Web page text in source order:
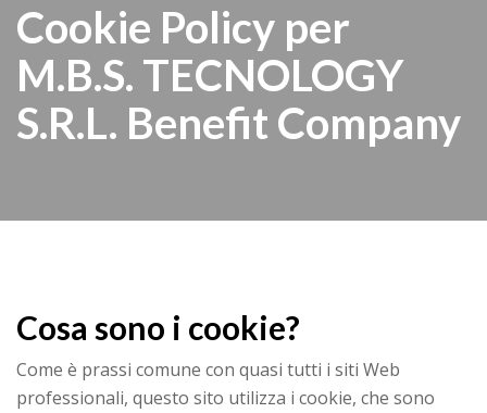
Cookie Policy per
M.B.S. TECNOLOGY
S.R.L. Benefit Company
Cosa sono i cookie?
Come è prassi comune con quasi tutti i siti Web
professionali, questo sito utilizza i cookie, che sono